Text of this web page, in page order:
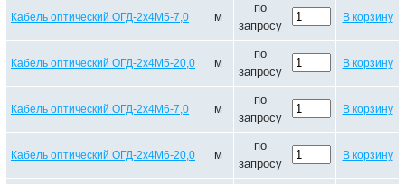
Кабель оптический ОГД-2х4М5-7,0 м
по
запросу
В корзину
Кабель оптический ОГД-2х4М5-20,0 м
по
запросу
В корзину
Кабель оптический ОГД-2х4М6-7,0 м
по
запросу
В корзину
Кабель оптический ОГД-2х4М6-20,0 м
по
запросу
В корзину